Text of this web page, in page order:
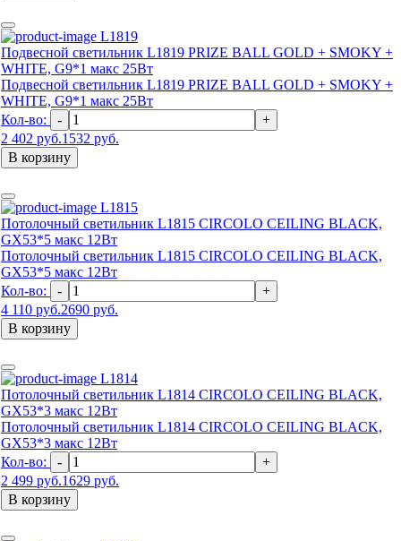
L1819
Подвесной светильник L1819 PRIZE BALL GOLD + SMOKY +
WHITE, G9*1 макс 25Вт
Подвесной светильник L1819 PRIZE BALL GOLD + SMOKY +
WHITE, G9*1 макс 25Вт
Кол-во:
-
+
2 402 руб.1532 руб.
В корзину
L1815
Потолочный светильник L1815 CIRCOLO CEILING BLACK,
GX53*5 макс 12Вт
Потолочный светильник L1815 CIRCOLO CEILING BLACK,
GX53*5 макс 12Вт
Кол-во:
-
+
4 110 руб.2690 руб.
В корзину
L1814
Потолочный светильник L1814 CIRCOLO CEILING BLACK,
GX53*3 макс 12Вт
Потолочный светильник L1814 CIRCOLO CEILING BLACK,
GX53*3 макс 12Вт
Кол-во:
-
+
2 499 руб.1629 руб.
В корзину